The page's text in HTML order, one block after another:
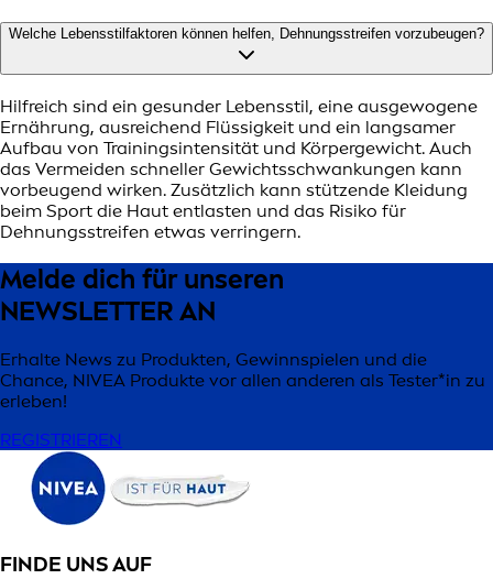
Welche Lebensstilfaktoren können helfen, Dehnungsstreifen vorzubeugen?
Hilfreich sind ein gesunder Lebensstil, eine ausgewogene
Ernährung, ausreichend Flüssigkeit und ein langsamer
Aufbau von Trainingsintensität und Körpergewicht. Auch
das Vermeiden schneller Gewichtsschwankungen kann
vorbeugend wirken. Zusätzlich kann stützende Kleidung
beim Sport die Haut entlasten und das Risiko für
Dehnungsstreifen etwas verringern.
Melde dich für unseren
NEWSLETTER AN
Erhalte News zu Produkten, Gewinnspielen und die
Chance, NIVEA Produkte vor allen anderen als Tester*in zu
erleben!
REGISTRIEREN
FINDE UNS AUF